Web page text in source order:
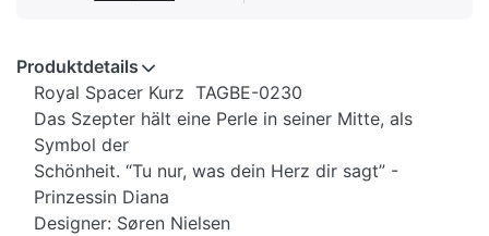
Produktdetails
Royal Spacer Kurz TAGBE-0230
Das Szepter hält eine Perle in seiner Mitte, als
Symbol der
Schönheit. “Tu nur, was dein Herz dir sagt” -
Prinzessin Diana
Designer: Søren Nielsen